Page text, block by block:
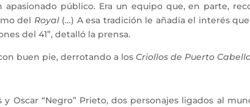
apasionado público. Era un equipo que, en parte,
del Royal(…) A esa tradición le añadía el interés
del 41”, detalló la prensa.
buen pie, derrotando a los Criollos de Puerto
“Negro” Prieto, dos personajes ligados al